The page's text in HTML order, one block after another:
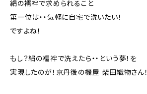
絹の襦袢で求められること
第一位は・・気軽に自宅で洗いたい！
ですよね！
もし？絹の襦袢で洗えたら・・という夢！を
実現したのが！京丹後の機屋 柴田織物さん！